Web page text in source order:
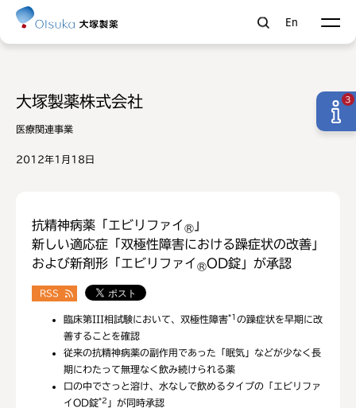
En
大塚製薬株式会社
医療関連事業
2012年1月18日
抗精神病薬「エビリファイ ® 」
新しい適応症「双極性障害における躁症状の改善」
および新剤形「エビリファイ ®OD錠」が承認
RSS
臨床第III相試験において、双極性障害*1 の躁症状を早期に改
善することを確認
従来の抗精神病薬の副作用であった「眠気」などが少なく長
期にわたって無理なく飲み続けられる薬
口の中でさっと溶け、水なしで飲めるタイプの「エビリファ
イOD錠*2 」が同時承認
3